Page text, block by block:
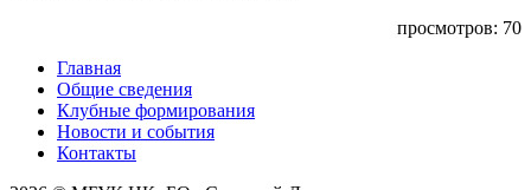
просмотров: 70
Главная
Общие сведения
Клубные формирования
Новости и события
Контакты